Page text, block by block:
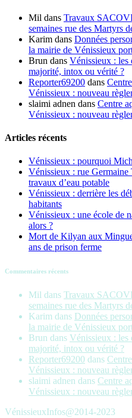
Mil dans Travaux
semaines rue des Martyrs
Karim dans Données
la mairie de Vénissieux
Brun dans Vénissieux : les
majorité, intox ou vérité ?
Reporter69200 dans
Vénissieux : nouveau
slaimi adnen dans Centre
Vénissieux : nouveau
Articles récents
Vénissieux : pourquoi
Vénissieux : rue
travaux d’eau potable
Vénissieux : derrière les
habitants
Vénissieux : une école de
alors ?
Mort de Kilyan aux
ans de prison ferme
Commentaires récents
Mil dans Travaux
semaines rue des Martyrs
Karim dans Données
la mairie de Vénissieux
Brun dans Vénissieux : les
majorité, intox ou vérité ?
Reporter69200 dans
Vénissieux : nouveau
slaimi adnen dans Centre
Vénissieux : nouveau
VénissieuxInfos@2014-2023